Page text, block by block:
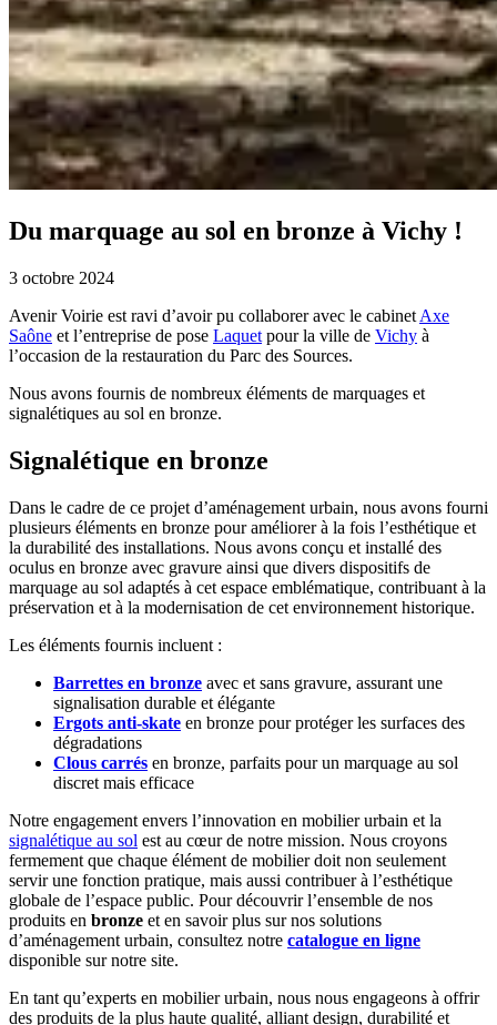
Du marquage au sol en bronze à Vichy !
3 octobre 2024
Avenir Voirie est ravi d’avoir pu collaborer avec le cabinet Axe
Saône et l’entreprise de pose Laquet pour la ville de Vichy à
l’occasion de la restauration du Parc des Sources.
Nous avons fournis de nombreux éléments de marquages et
signalétiques au sol en bronze.
Signalétique en bronze
Dans le cadre de ce projet d’aménagement urbain, nous avons fourni
plusieurs éléments en bronze pour améliorer à la fois l’esthétique et
la durabilité des installations. Nous avons conçu et installé des
oculus en bronze avec gravure ainsi que divers dispositifs de
marquage au sol adaptés à cet espace emblématique, contribuant à la
préservation et à la modernisation de cet environnement historique.
Les éléments fournis incluent :
Barrettes en bronze avec et sans gravure, assurant une
signalisation durable et élégante
Ergots anti-skate en bronze pour protéger les surfaces des
dégradations
Clous carrés en bronze, parfaits pour un marquage au sol
discret mais efficace
Notre engagement envers l’innovation en mobilier urbain et la
signalétique au sol est au cœur de notre mission. Nous croyons
fermement que chaque élément de mobilier doit non seulement
servir une fonction pratique, mais aussi contribuer à l’esthétique
globale de l’espace public. Pour découvrir l’ensemble de nos
produits en bronze et en savoir plus sur nos solutions
d’aménagement urbain, consultez notre catalogue en ligne
disponible sur notre site.
En tant qu’experts en mobilier urbain, nous nous engageons à offrir
des produits de la plus haute qualité, alliant design, durabilité et